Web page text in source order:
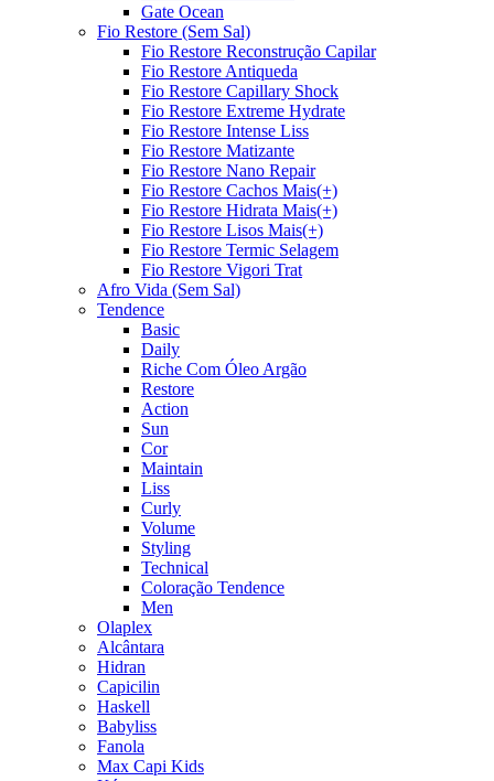
Gate Ocean
Fio Restore (Sem Sal)
Fio Restore Reconstrução Capilar
Fio Restore Antiqueda
Fio Restore Capillary Shock
Fio Restore Extreme Hydrate
Fio Restore Intense Liss
Fio Restore Matizante
Fio Restore Nano Repair
Fio Restore Cachos Mais(+)
Fio Restore Hidrata Mais(+)
Fio Restore Lisos Mais(+)
Fio Restore Termic Selagem
Fio Restore Vigori Trat
Afro Vida (Sem Sal)
Tendence
Basic
Daily
Riche Com Óleo Argão
Restore
Action
Sun
Cor
Maintain
Liss
Curly
Volume
Styling
Technical
Coloração Tendence
Men
Olaplex
Alcântara
Hidran
Capicilin
Haskell
Babyliss
Fanola
Max Capi Kids